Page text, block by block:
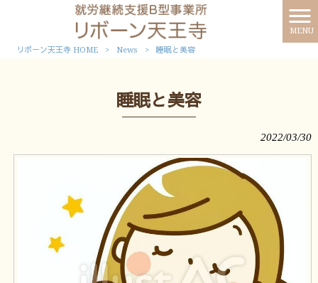
MENU
リボーン天王寺 HOME > News > 睡眠と美容
睡眠と美容
2022/03/30